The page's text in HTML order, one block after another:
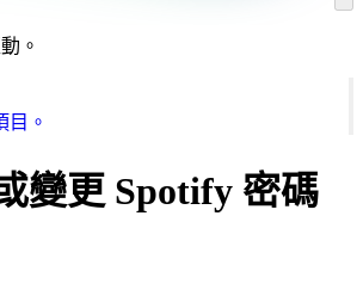
。
目。
變更 Spotify 密碼